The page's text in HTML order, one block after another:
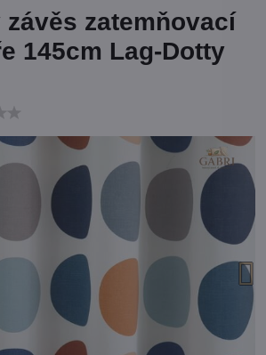
závěs zatemňovací
145cm Lag-Dotty